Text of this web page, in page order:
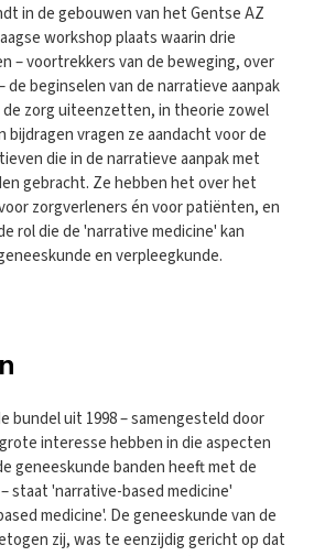
in de gebouwen van het Gentse AZ
workshop plaats waarin drie
– voortrekkers van de beweging, over
de beginselen van de narratieve aanpak
de zorg uiteenzetten, in theorie zowel
bijdragen vragen ze aandacht voor de
die in de narratieve aanpak met
gebracht. Ze hebben het over het
zorgverleners én voor patiënten, en
rol die de 'narrative medicine' kan
en verpleegkunde.
bundel uit 1998 – samengesteld door
interesse hebben in die aspecten
geneeskunde banden heeft met de
staat 'narrative-based medicine'
medicine'. De geneeskunde van de
zij, was te eenzijdig gericht op dat